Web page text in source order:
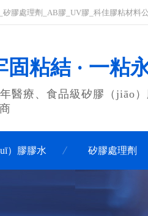
膠處理劑_AB膠_UV膠_科佳膠粘材料
固粘結 · 一粘
醫療、食品級矽膠（jiāo
）膠膠水 矽膠處理劑
聯係科佳